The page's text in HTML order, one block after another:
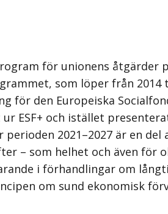
för unionens åtgärder
som löper från 2014
den Europeiska
ESF+ och istället
2021–2027 är en del
– som helhet och även för
i förhandlingar om
om sund ekonomisk